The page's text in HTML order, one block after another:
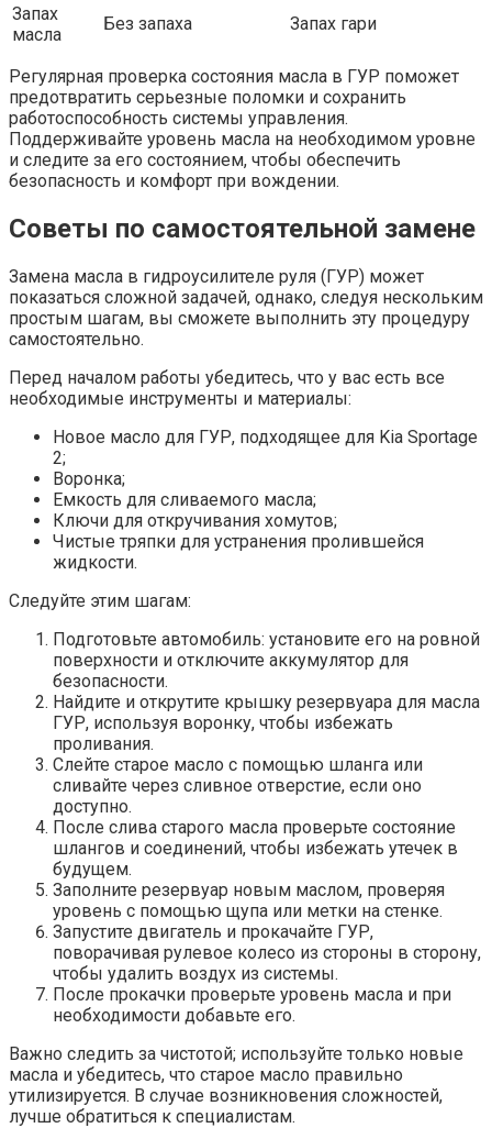
Запах
масла
Без запаха Запах гари
Регулярная проверка состояния масла в ГУР поможет
предотвратить серьезные поломки и сохранить
работоспособность системы управления.
Поддерживайте уровень масла на необходимом уровне
и следите за его состоянием, чтобы обеспечить
безопасность и комфорт при вождении.
Советы по самостоятельной замене
Замена масла в гидроусилителе руля (ГУР) может
показаться сложной задачей, однако, следуя нескольким
простым шагам, вы сможете выполнить эту процедуру
самостоятельно.
Перед началом работы убедитесь, что у вас есть все
необходимые инструменты и материалы:
Новое масло для ГУР, подходящее для Kia Sportage
2;
Воронка;
Емкость для сливаемого масла;
Ключи для откручивания хомутов;
Чистые тряпки для устранения пролившейся
жидкости.
Следуйте этим шагам:
Подготовьте автомобиль: установите его на ровной
поверхности и отключите аккумулятор для
безопасности.
Найдите и открутите крышку резервуара для масла
ГУР, используя воронку, чтобы избежать
проливания.
Слейте старое масло с помощью шланга или
сливайте через сливное отверстие, если оно
доступно.
После слива старого масла проверьте состояние
шлангов и соединений, чтобы избежать утечек в
будущем.
Заполните резервуар новым маслом, проверяя
уровень с помощью щупа или метки на стенке.
Запустите двигатель и прокачайте ГУР,
поворачивая рулевое колесо из стороны в сторону,
чтобы удалить воздух из системы.
После прокачки проверьте уровень масла и при
необходимости добавьте его.
Важно следить за чистотой; используйте только новые
масла и убедитесь, что старое масло правильно
утилизируется. В случае возникновения сложностей,
лучше обратиться к специалистам.